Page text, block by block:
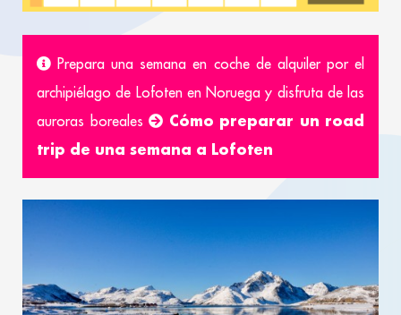
Prepara una semana en coche de alquiler por el
archipiélago de Lofoten en Noruega y disfruta de las
auroras boreales
Cómo preparar un road
trip de una semana a Lofoten